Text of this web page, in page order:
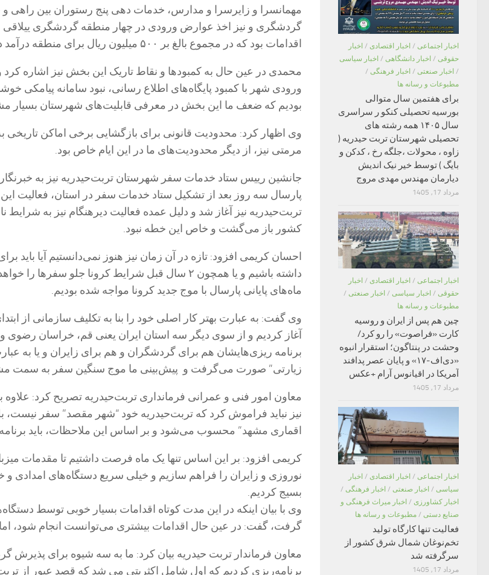
مهمانسرا و زایرسرا و مدارس، خدمات دهی پنج رستوران بین راهی و
گردشگری و نیز اخذ عوارض ورودی در چهار منطقه گردشگری ییلاقی
اقدامات بود که در مجموع بالغ بر ۵۰۰ میلیون ریال برای منطقه درآمد داشت.
محمدی در عین حال به کمبودها و نقاط تاریک این بخش نیز اشاره
ورودی شهر با کمبود پایگاه‌های اطلاع رسانی، نبود سامانه پیامکی
بودیم که ضعف ما این بخش در معرفی قابلیت‌های شهرستان بسیار
وی اظهار کرد: محدودیت قانونی برای بازگشایی برخی اماکن تاریخی به
مرمتی نیز، از دیگر محدودیت‌های ما در این ایام خاص بود.
جانشین رییس ستاد خدمات سفر شهرستان تربت‌حیدریه نیز به خبرنگار
پارسال سه روز بعد از تشکیل ستاد خدمات سفر در استان، فعالیت این
تربت‌حیدریه نیز آغاز شد و دلیل عمده فعالیت دیرهنگام نیز به شرایط
کشور باز می‌گشت و خاص این خطه نبود.
احسان کریمی افزود: تازه در آن زمان نیز هنوز نمی‌دانستیم آیا باید
داشته باشیم و یا همچون ۲ سال قبل شرایط کرونا جلو سفرها
ماه‌های پایانی پارسال با موج جدید کرونا مواجه شده بودیم.
وی گفت: به عبارت بهتر کار اصلی خود را بنا به تکلیف سازمانی از
آغاز کردیم و از سوی دیگر سه استان ایران یعنی قم، خراسان رضوی
برنامه ریزی‌هایشان هم برای گردشگران و هم برای زایران و یا به
زیارتی” صورت می‌گرفت و پیش‌بینی ما موج سنگین سفر به سمت
معاون امور فنی و عمرانی فرمانداری تربت‌حیدریه تصریح کرد: علاوه بر
نیز نباید فراموش کرد که تربت‌حیدریه خود “شهر مقصد” سفر نیست،
اقماری مشهد” محسوب می‌شود و بر اساس این ملاحظات، باید
کریمی افزود: بر این اساس تنها یک ماه فرصت داشتیم تا مقدمات
نوروزی و زایران را فراهم سازیم و خیلی سریع دستگاه‌های امدادی
بسیج کردیم.
وی با بیان اینکه در این مدت کوتاه اقدامات بسیار خوبی توسط
گرفت، گفت: در عین حال اقدامات بیشتری می‌توانست انجام شود، اما
معاون فرماندار تربت‌ حیدریه بیان کرد: ما به سه شیوه برای پذیرش
برنامه‌ریزی کردیم که اول شامل اکثریتی می شد که قصد عبور از
اخبار اجتماعی / اخبار اقتصادی / اخبار
حقوقی / اخبار دانشگاهی / اخبار سیاسی
/ اخبار صنعتی / اخبار فرهنگی /
مطبوعات و رسانه ها
برای هفتمین سال متوالی
بورسیه تحصیلی کنکو ر سراسری
سال ۱۴۰۵ همه رشته های
تحصیلی شهرستان تربت حیدریه (
زاوه ، محولات ،جلگه رخ ، کدکن و
بایگ ) توسط خیر نیک اندیش
دیارمان مهندس مهدی مروج
مرداد 17, 1405
اخبار اجتماعی / اخبار اقتصادی / اخبار
حقوقی / اخبار سیاسی / اخبار صنعتی /
مطبوعات و رسانه ها
چین هم پس از ایران و روسیه
کارت «فراصوت» را رو کرد/
وحشت در پنتاگون؛ استقرار انبوه
«دی‌اف‑۱۷» و پایان عصر پدافند
آمریکا در اقیانوس آرام +عکس
مرداد 17, 1405
اخبار اجتماعی / اخبار اقتصادی / اخبار
سیاسی / اخبار صنعتی / اخبار فرهنگی /
اخبار کشاورزی / اخبار میراث فرهنگی و
صنایع دستی / مطبوعات و رسانه ها
فعالیت تنها کارگاه تولید
تخم‌نوغان شمال شرق کشور از
سرگرفته شد
مرداد 17, 1405